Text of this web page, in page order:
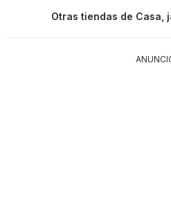
Otras tiendas de Casa,